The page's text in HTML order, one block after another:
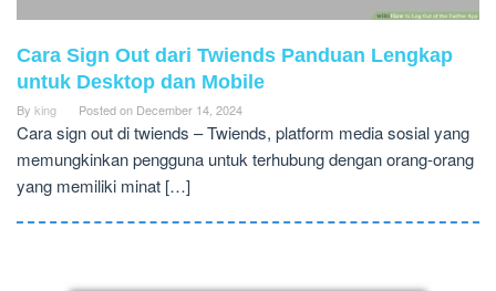
Cara Sign Out dari Twiends Panduan Lengkap
untuk Desktop dan Mobile
By king Posted on December 14, 2024
Cara sign out di twiends – Twiends, platform media sosial yang
memungkinkan pengguna untuk terhubung dengan orang-orang
yang memiliki minat […]